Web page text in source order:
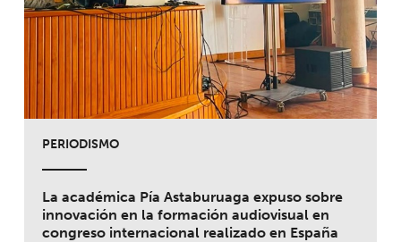
PERIODISMO
La académica Pía Astaburuaga expuso sobre
innovación en la formación audiovisual en
congreso internacional realizado en España